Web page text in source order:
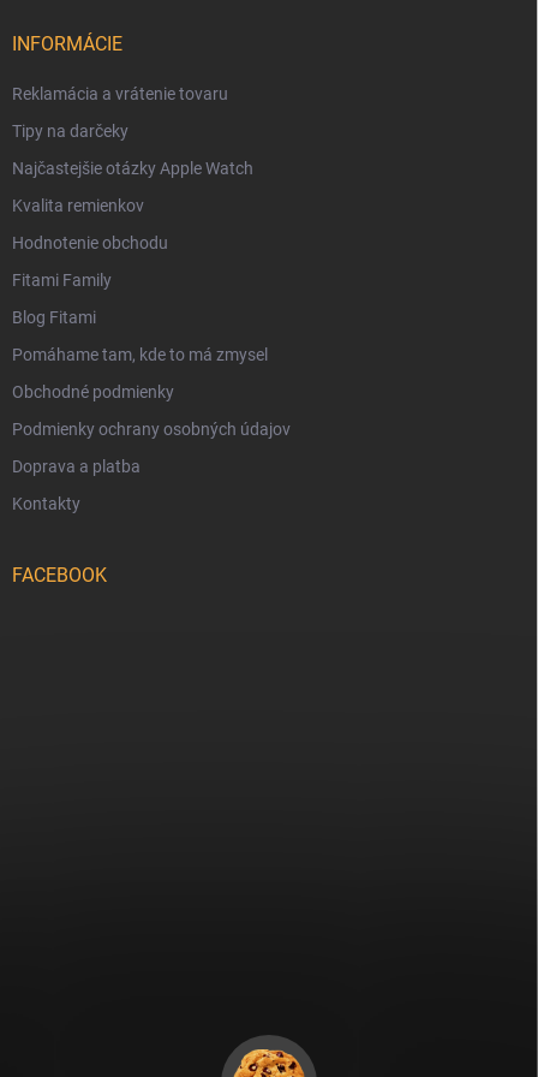
INFORMÁCIE
Reklamácia a vrátenie tovaru
Tipy na darčeky
Najčastejšie otázky Apple Watch
Kvalita remienkov
Hodnotenie obchodu
Fitami Family
Blog Fitami
Pomáhame tam, kde to má zmysel
Obchodné podmienky
Podmienky ochrany osobných údajov
Doprava a platba
Kontakty
FACEBOOK